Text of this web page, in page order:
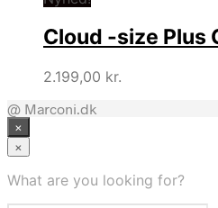
Cloud -size Plus
2.199,00 kr.
@ Marconi.dk
×
×
What are you looking for?